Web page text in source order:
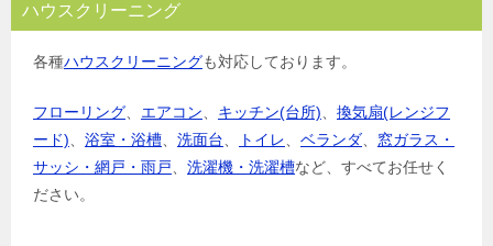
ハウスクリーニング
各種ハウスクリーニングも対応しております。
フローリング、 エアコン、 キッチン(台所)、 換気扇(レンジフ
ード)、 浴室・浴槽、 洗面台、 トイレ、 ベランダ、 窓ガラス・
サッシ・網戸・雨戸、 洗濯機・洗濯槽など、すべてお任せく
ださい。